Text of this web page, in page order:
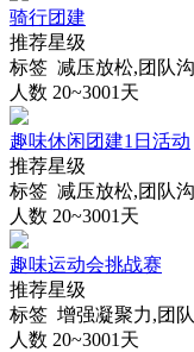
骑行团建
推荐星级
标签 减压放松,团队
人数 20~3001天
趣味休闲团建1日活动
推荐星级
标签 减压放松,团队
人数 20~3001天
趣味运动会挑战赛
推荐星级
标签 增强凝聚力,团
人数 20~3001天